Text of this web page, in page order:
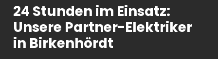
24 Stunden im Einsatz:
Unsere Partner-Elektriker
in Birkenhördt